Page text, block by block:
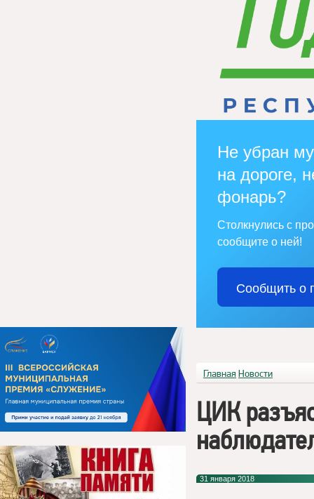
Не убран
на дороге,
фонарь?
Столкнулись с
сообщите о ней!
Сообщить о
Главная Новости
ЦИК
31 января 2018